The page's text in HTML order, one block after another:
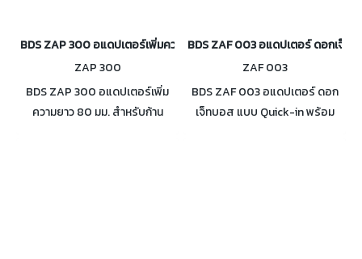
BDS ZAP 300 อแดปเตอร์เพิ่มความยาว 80มม สำหรับก้าน Weldon 19mm
ZAP 300
BDS ZAP 300 อแดปเตอร์เพิ่ม
ความยาว 80 มม. สำหรับก้าน
BDS ZAF 003 อแดปเตอร์ ดอกเจ็ท
ZAF 003
BDS ZAF 003 อแดปเตอร์ ดอก
เจ็ทบอส แบบ Quick-in พร้อม